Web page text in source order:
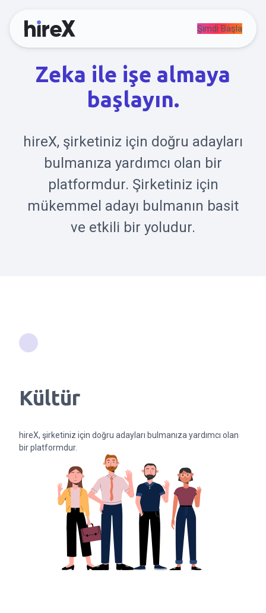
Şimdi Başla
Zeka ile işe almaya
başlayın.
hireX, şirketiniz için doğru adayları
bulmanıza yardımcı olan bir
platformdur. Şirketiniz için
mükemmel adayı bulmanın basit
ve etkili bir yoludur.
Kültür
hireX, şirketiniz için doğru adayları bulmanıza yardımcı olan
bir platformdur.